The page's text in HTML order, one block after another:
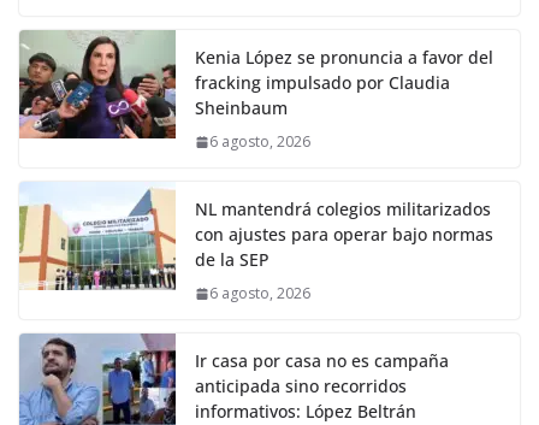
Kenia López se pronuncia a favor del
fracking impulsado por Claudia
Sheinbaum
6 agosto, 2026
NL mantendrá colegios militarizados
con ajustes para operar bajo normas
de la SEP
6 agosto, 2026
Ir casa por casa no es campaña
anticipada sino recorridos
informativos: López Beltrán